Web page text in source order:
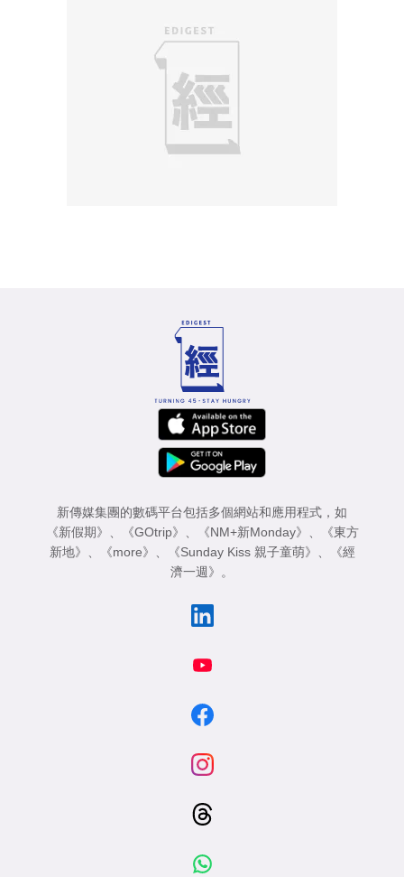
新傳媒集團的數碼平台包括多個網站和應用程式，如
《新假期》
《GOtrip》 《NM+新Monday》
《東方
新地》
《more》 《Sunday Kiss 親子童萌》
《經
濟一週》
。